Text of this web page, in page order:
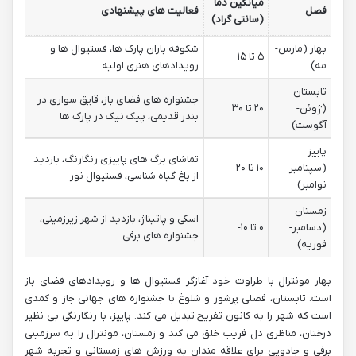
فصل
(سانتی گراد)
فعالیت های پیشنهادی
بهار (مارس-
مه)
۵ تا ۱۵
شکوفه باران پارک ها، فستیوال ها و
رویدادهای هنری اولیه
تابستان
(ژوئن-
آگوست)
۲۰ تا ۳۰
جشنواره های فضای باز، قایق سواری در
بندر قدیمی، پیک نیک در پارک ها
پاییز
(سپتامبر-
نوامبر)
۱۰ تا ۲۰
تماشای برگ های پاییزی رنگارنگ، بازدید
از باغ گیاه شناسی، فستیوال نور
زمستان
(دسامبر-
فوریه)
۰ تا ۱۰-
اسکی و پاتیناژ، بازدید از شهر زیرزمینی،
جشنواره های برفی
بهار مونترال با طراوت خود آغازگر فستیوال ها و رویدادهای فضای باز
است. تابستان، فصلی پرشور و شلوغ با جشنواره های جهانی جاز و کمدی
است که شهر را به کانون تفریح تبدیل می کند. پاییز، با رنگارنگی بی نظیر
درختان، مناظری دل فریب خلق می کند و زمستان، مونترال را به سرزمینی
برفی و جادویی برای علاقه مندان به ورزش های زمستانی و تجربه شهر